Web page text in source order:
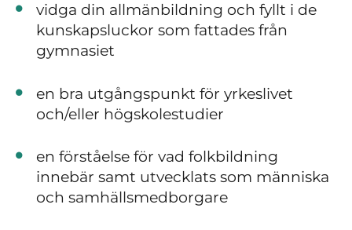
vidga din allmänbildning och fyllt i de
kunskapsluckor som fattades från
gymnasiet
en bra utgångspunkt för yrkeslivet
och/eller högskolestudier
en förståelse för vad folkbildning
innebär samt utvecklats som människa
och samhällsmedborgare